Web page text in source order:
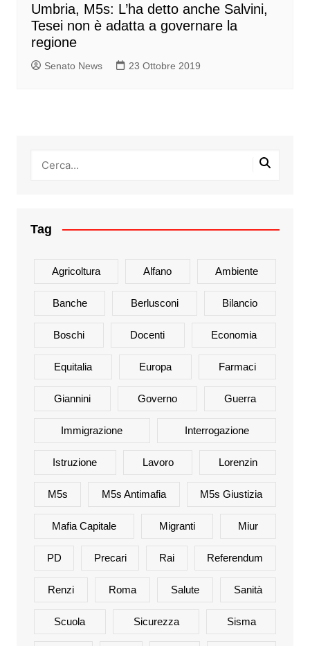
Umbria, M5s: L’ha detto anche Salvini,
Tesei non è adatta a governare la
regione
Senato News 23 Ottobre 2019
Tag
Agricoltura Alfano Ambiente
Banche Berlusconi Bilancio
Boschi Docenti Economia
Equitalia Europa Farmaci
Giannini Governo Guerra
Immigrazione Interrogazione
Istruzione Lavoro Lorenzin
M5s M5s Antimafia M5s Giustizia
Mafia Capitale Migranti Miur
PD Precari Rai Referendum
Renzi Roma Salute Sanità
Scuola Sicurezza Sisma